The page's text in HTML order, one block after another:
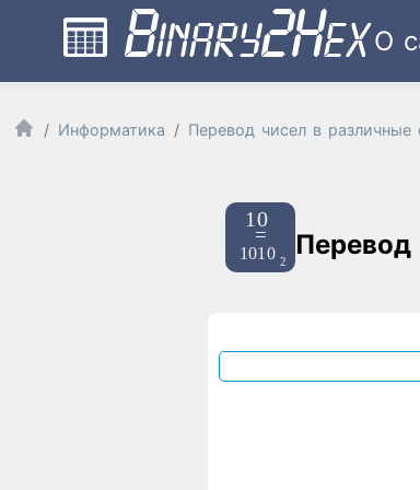
О
Информатика Перевод чисел в различные
Перевод